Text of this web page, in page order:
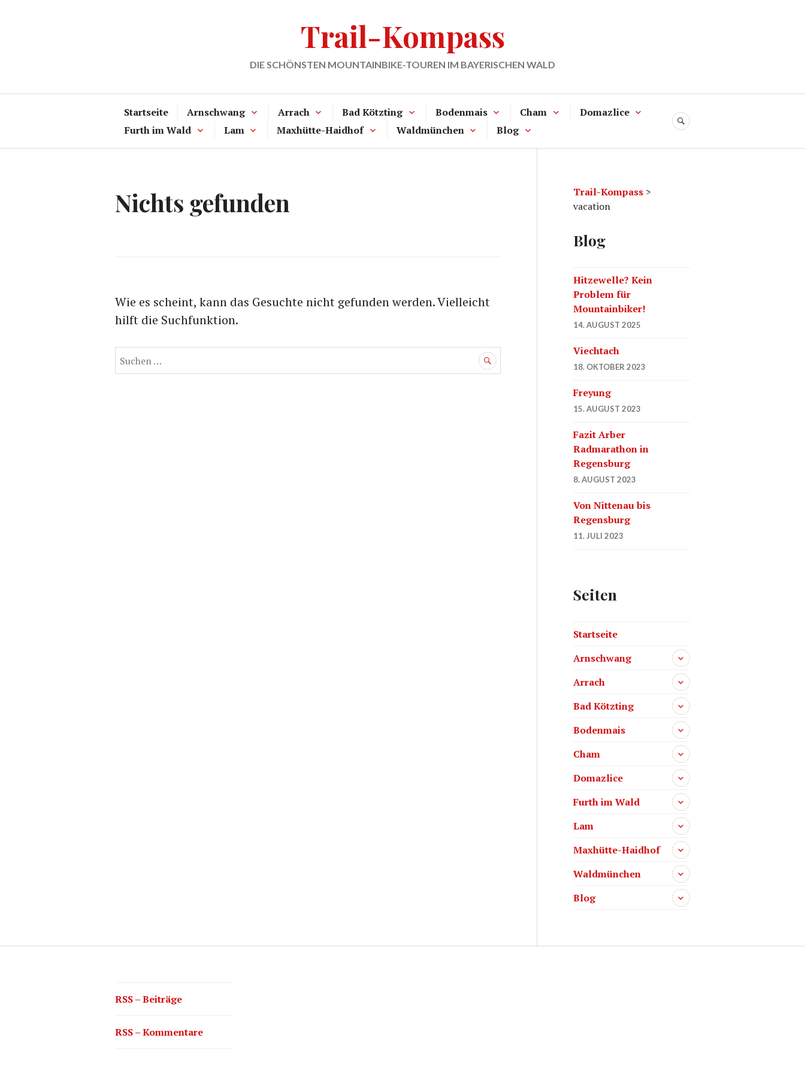
Trail-Kompass
DIE SCHÖNSTEN MOUNTAINBIKE-TOUREN IM BAYERISCHEN WALD
Startseite Arnschwang Arrach Bad Kötzting Bodenmais Cham
Domazlice
Furth im Wald
Lam Maxhütte-Haidhof Waldmünchen Blog
SUCHE
Nichts gefunden
Wie es scheint, kann das Gesuchte nicht gefunden werden. Vielleicht
hilft die Suchfunktion.
Suchen
nach:
Trail-Kompass >
vacation
Blog
Hitzewelle? Kein
Problem für
Mountainbiker!
14. AUGUST 2025
Viechtach
18. OKTOBER 2023
Freyung
15. AUGUST 2023
Fazit Arber
Radmarathon in
Regensburg
8. AUGUST 2023
Von Nittenau bis
Regensburg
11. JULI 2023
Seiten
Startseite
Arnschwang
Arrach
Bad Kötzting
Bodenmais
Cham
Domazlice
Furth im Wald
Lam
Maxhütte-Haidhof
Waldmünchen
Blog
RSS – Beiträge
RSS – Kommentare